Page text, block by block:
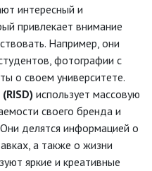
интересный и
привлекает внимание
Например, они
фотографии с
о своем университете.
использует массовую
своего бренда и
делятся информацией о
а также о жизни
яркие и креативные